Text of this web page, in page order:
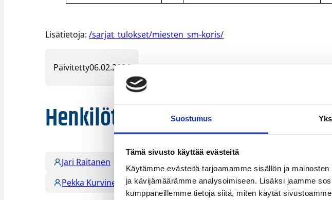
Suostumus
Tämä sivusto käyttää evästeitä
Käytämme evästeitä tarjoamamme sisällön ja
ja kävijämäärämme analysoimiseen. Lisäksi jaamme
kumppaneillemme tietoja siitä, miten käytät
Lisätietoja:/sarjat_tulokset/miesten_sm-koris/
Päivitetty06.02.2004
Henkilöt
Jari Raitanen
Pekka Kurvinen
Petri Jaakkola